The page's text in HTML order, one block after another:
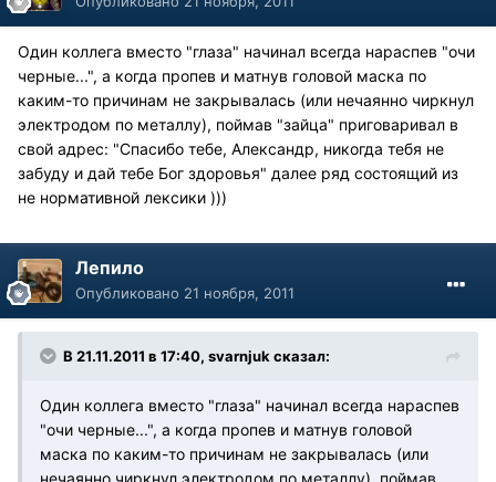
Один коллега вместо "глаза" начинал всегда нараспев "очи
черные...", а когда пропев и матнув головой маска по
каким-то причинам не закрывалась (или нечаянно чиркнул
электродом по металлу), поймав "зайца" приговаривал в
свой адрес: "Спасибо тебе, Александр, никогда тебя не
забуду и дай тебе Бог здоровья" далее ряд состоящий из
не нормативной лексики )))
Лепило
Опубликовано 21 ноября, 2011
В 21.11.2011 в 17:40, svarnjuk сказал:
Один коллега вместо "глаза" начинал всегда нараспев
"очи черные...", а когда пропев и матнув головой
маска по каким-то причинам не закрывалась (или
нечаянно чиркнул электродом по металлу), поймав